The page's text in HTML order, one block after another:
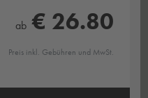
ab€ 26.80
Preis inkl. Gebühren und MwSt.